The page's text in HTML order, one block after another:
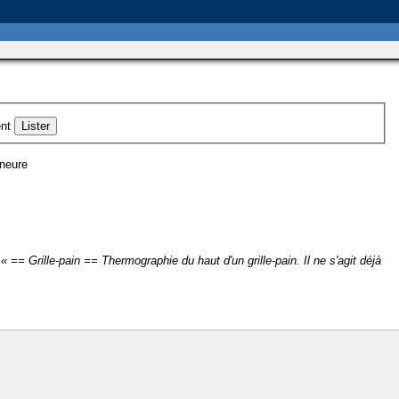
== Grille-pain == Thermographie du haut d'un grille-pain. Il ne s'agit déjà